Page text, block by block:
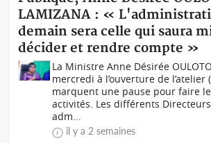
LAMIZANA : «
demain sera celle qui saura
décider et rendre compte »
La Ministre Anne Désirée
mercredi à l’ouverture de l’atelier
marquent une pause pour faire
activités. Les différents
adm...
il y a 2 semaines